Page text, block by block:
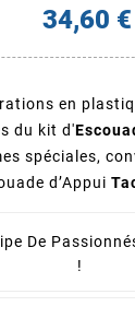
34,60 €
en
du kit d'
spéciales,
d’Appui
De
!